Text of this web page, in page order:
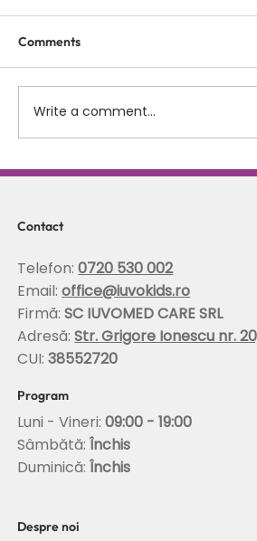
Scolioza la copii: rolul
coloanei
Comments
Write a comment...
Despre noi
Program
Luni - Vineri:09:00 - 19:00
Sâmbătă:Închis
Duminică: Închis
Contact
Telefon:0720 530 002
Email:office@iuvokids.ro
Firmă:SC IUVOMED CARE SRL
Adresă:Str. Grigore Ionescu nr.
CUI:38552720